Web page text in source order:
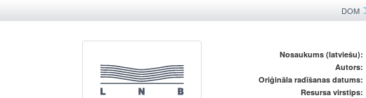
DOM
Nosaukums (latviešu):
Autors:
Oriģināla radīšanas datums:
Resursa virstips: